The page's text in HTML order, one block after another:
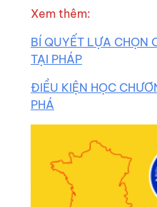
Xem thêm:
BÍ QUYẾT LỰA CHỌN
TẠI PHÁP
ĐIỀU KIỆN HỌC
PHÁ